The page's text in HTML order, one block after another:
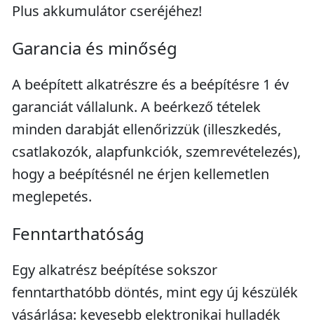
Plus akkumulátor cseréjéhez!
Garancia és minőség
A beépített alkatrészre és a beépítésre 1 év
garanciát vállalunk. A beérkező tételek
minden darabját ellenőrizzük (illeszkedés,
csatlakozók, alapfunkciók, szemrevételezés),
hogy a beépítésnél ne érjen kellemetlen
meglepetés.
Fenntarthatóság
Egy alkatrész beépítése sokszor
fenntarthatóbb döntés, mint egy új készülék
vásárlása: kevesebb elektronikai hulladék